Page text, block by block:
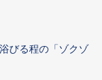
びる程の「ゾクゾ